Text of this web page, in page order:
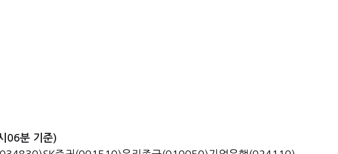
06분 기준)